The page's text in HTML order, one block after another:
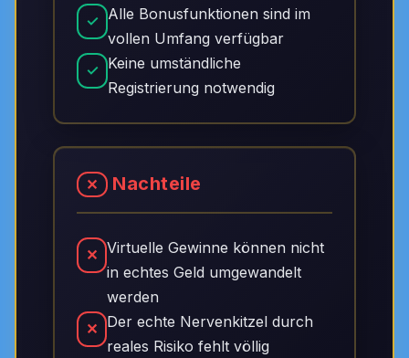
✓ Alle Bonusfunktionen sind im
vollen Umfang verfügbar
✓ Keine umständliche
Registrierung notwendig
✕ Nachteile
✕ Virtuelle Gewinne können nicht
in echtes Geld umgewandelt
werden
✕ Der echte Nervenkitzel durch
reales Risiko fehlt völlig